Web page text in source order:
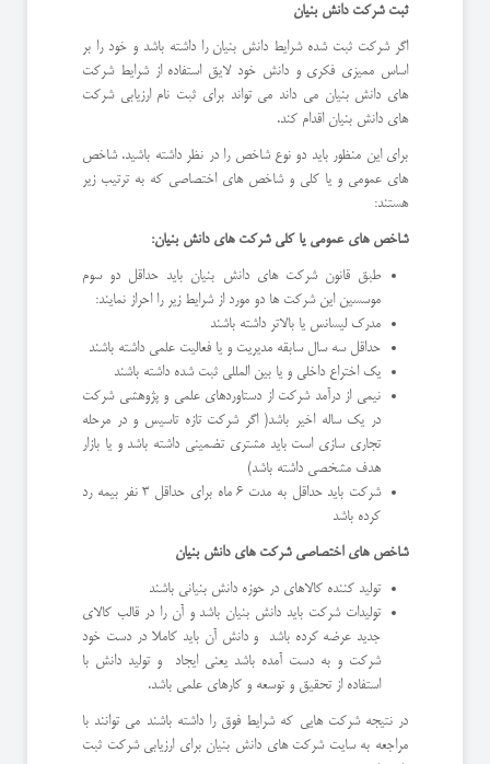
ثبت شرکت دانش بنیان
اگر شرکت ثبت شده شرایط دانش بنیان را داشته باشد و خود را بر
اساس ممیزی فکری و دانش خود لایق استفاده از شرایط شرکت
های دانش بنیان می داند می تواند برای ثبت نام ارزیابی شرکت
های دانش بنیان اقدام کند.
برای این منظور باید دو نوع شاخص را در نظر داشته باشید. شاخص
های عمومی و یا کلی و شاخص های اختصاصی که به ترتیب زیر
هستند:
شاخص های عمومی یا کلی شرکت های دانش بنیان:
طبق قانون شرکت های دانش بنیان باید حداقل دو سوم
موسسین این شرکت ها دو مورد از شرایط زیر را احراز نمایند:
مدرک لیسانس یا بالاتر داشته باشند
حداقل سه سال سابقه مدیریت و یا فعالیت علمی داشته باشند
یک اختراع داخلی و یا بین المللی ثبت شده داشته باشند
نیمی از درآمد شرکت از دستاوردهای علمی و پژوهشی شرکت
در یک ساله اخیر باشد( اگر شرکت تازه تاسیس و در مرحله
تجاری سازی است باید مشتری تضمینی داشته باشد و یا بازار
هدف مشخصی داشته باشد)
شرکت باید حداقل به مدت 6 ماه برای حداقل 3 نفر بیمه رد
کرده باشد
شاخص های اختصاصی شرکت های دانش بنیان
تولید کننده کالاهای در حوزه دانش بنیانی باشند
تولیدات شرکت باید دانش بنیان باشد و آن را در قالب کالای
جدید عرضه کرده باشد و دانش آن باید کاملا در دست خود
شرکت و به دست آمده باشد یعنی ایجاد و تولید دانش با
استفاده از تحقیق و توسعه و کارهای علمی باشد.
در نتیجه شرکت هایی که شرایط فوق را داشته باشند می توانند با
مراجعه به سایت شرکت های دانش بنیان برای ارزیابی شرکت ثبت